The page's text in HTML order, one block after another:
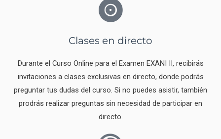
Clases en directo
Durante el Curso Online para el Examen EXANI II, recibirás
invitaciones a clases exclusivas en directo, donde podrás
preguntar tus dudas del curso. Si no puedes asistir, también
prodrás realizar preguntas sin necesidad de participar en
directo.